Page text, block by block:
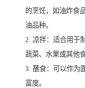
的烹饪，如油炸食
油品种。
2. 凉拌：适合用于
蔬菜、水果或其他
3. 蘸食：可以作为
富度。